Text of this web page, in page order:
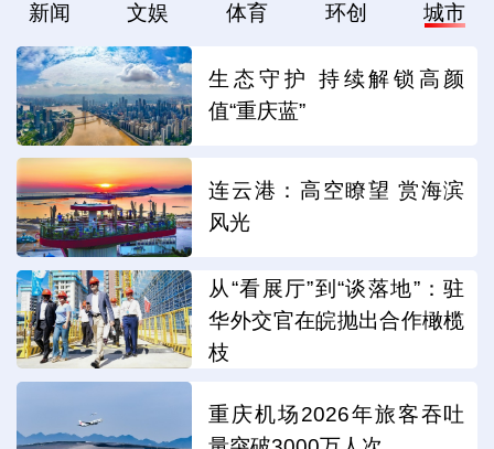
新闻 文娱 体育 环创 城市
生态守护 持续解锁高颜
值“重庆蓝”
连云港：高空瞭望 赏海滨
风光
从“看展厅”到“谈落地”：驻
华外交官在皖抛出合作橄榄
枝
重庆机场2026年旅客吞吐